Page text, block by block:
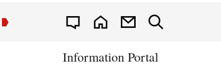
Information Portal